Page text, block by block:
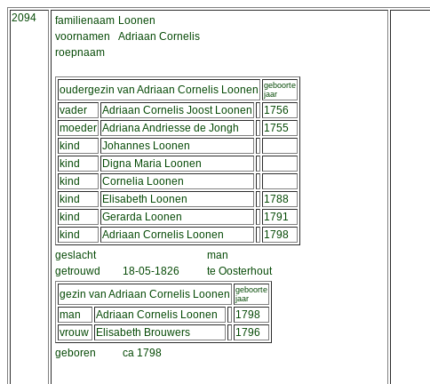
2094 familienaam Loonen
voornamen
Adriaan Cornelis
roepnaam
oudergezin van Adriaan Cornelis Loonen
geboorte
jaar
vader Adriaan Cornelis Joost Loonen
1756
moeder Adriana Andriesse de Jongh
1755
kind
Johannes Loonen
kind
Digna Maria Loonen
kind
Cornelia Loonen
kind
Elisabeth Loonen
1788
kind
Gerarda Loonen
1791
kind
Adriaan Cornelis Loonen
1798
geslacht
man
getrouwd
18-05-1826
te Oosterhout
gezin van Adriaan Cornelis Loonen
geboorte
jaar
man Adriaan Cornelis Loonen
1798
vrouw
Elisabeth Brouwers
1796
geboren
ca 1798